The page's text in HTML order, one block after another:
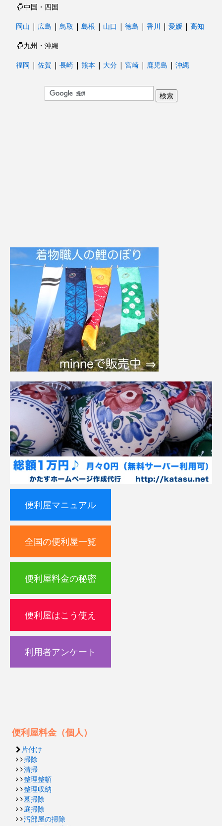
中国・四国
岡山 | 広島 | 鳥取 | 島根 | 山口 | 徳島 | 香川 | 愛媛 | 高知
九州・沖縄
福岡 | 佐賀 | 長崎 | 熊本 | 大分 | 宮崎 | 鹿児島 | 沖縄
便利屋マニュアル
全国の便利屋一覧
便利屋料金の秘密
便利屋はこう使え
利用者アンケート
便利屋料金（個人）
片付け
掃除
清掃
整理整頓
整理収納
墓掃除
庭掃除
汚部屋の掃除